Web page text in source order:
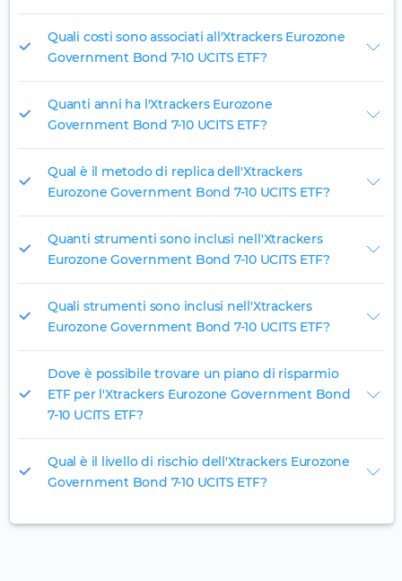
Quali costi sono associati all'Xtrackers Eurozone
Government Bond 7-10 UCITS ETF?
Quanti anni ha l'Xtrackers Eurozone
Government Bond 7-10 UCITS ETF?
Qual è il metodo di replica dell'Xtrackers
Eurozone Government Bond 7-10 UCITS ETF?
Quanti strumenti sono inclusi nell'Xtrackers
Eurozone Government Bond 7-10 UCITS ETF?
Quali strumenti sono inclusi nell'Xtrackers
Eurozone Government Bond 7-10 UCITS ETF?
Dove è possibile trovare un piano di risparmio
ETF per l'Xtrackers Eurozone Government Bond
7-10 UCITS ETF?
Qual è il livello di rischio dell'Xtrackers Eurozone
Government Bond 7-10 UCITS ETF?